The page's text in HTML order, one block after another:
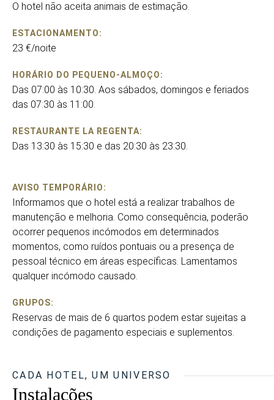
O hotel não aceita animais de estimação.
ESTACIONAMENTO:
23 €/noite
HORÁRIO DO PEQUENO-ALMOÇO:
Das 07:00 às 10:30. Aos sábados, domingos e feriados
das 07:30 às 11:00.
RESTAURANTE LA REGENTA:
Das 13:30 às 15:30 e das 20:30 às 23:30.
AVISO TEMPORÁRIO:
Informamos que o hotel está a realizar trabalhos de
manutenção e melhoria. Como consequência, poderão
ocorrer pequenos incómodos em determinados
momentos, como ruídos pontuais ou a presença de
pessoal técnico em áreas específicas. Lamentamos
qualquer incómodo causado.
GRUPOS:
Reservas de mais de 6 quartos podem estar sujeitas a
condições de pagamento especiais e suplementos.
CADA HOTEL, UM UNIVERSO
Instalações